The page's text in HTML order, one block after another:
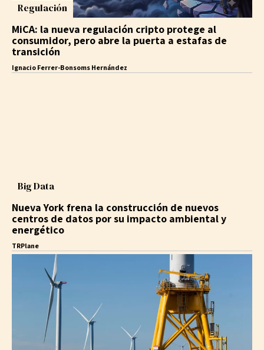
Regulación
MiCA: la nueva regulación cripto protege al
consumidor, pero abre la puerta a estafas de
transición
Ignacio Ferrer-Bonsoms Hernández
Big Data
Nueva York frena la construcción de nuevos
centros de datos por su impacto ambiental y
energético
TRPlane